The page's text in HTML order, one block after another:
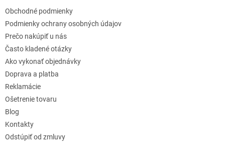
Obchodné podmienky
Podmienky ochrany osobných údajov
Prečo nakúpiť u nás
Často kladené otázky
Ako vykonať objednávky
Doprava a platba
Reklamácie
Ošetrenie tovaru
Blog
Kontakty
Odstúpiť od zmluvy